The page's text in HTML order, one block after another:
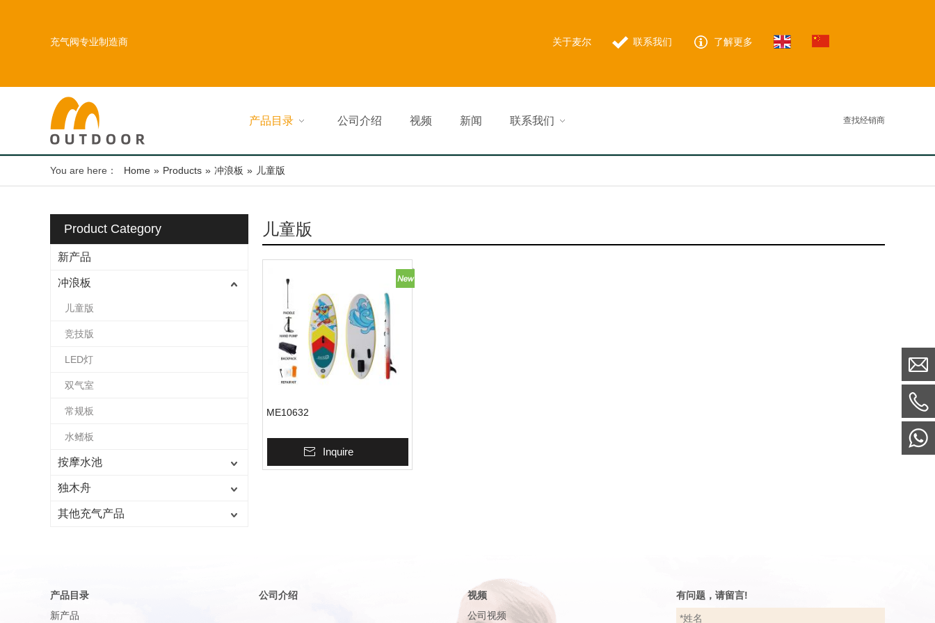
充气阀专业制造商 关于麦尔 联系我们 了解更多
产品目录 公司介绍 视频 新闻 联系我们 查找经销商
You are here： Home » Products » 冲浪板 » 儿童版
Product Category
新产品
冲浪板
儿童版
竞技版
LED灯
双气室
常规板
水鳍板
按摩水池
独木舟
其他充气产品
儿童版
ME10632
Inquire
产品目录
新产品
公司介绍
视频
公司视频
有问题，请留言!